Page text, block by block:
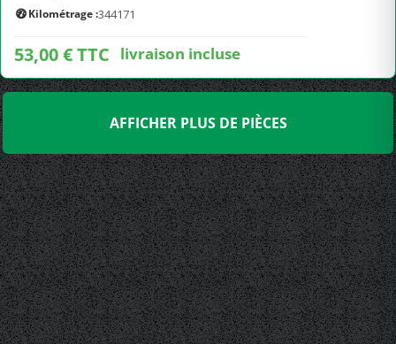
Kilométrage :344171
53,00 € TTC livraison incluse
AFFICHER PLUS DE PIÈCES